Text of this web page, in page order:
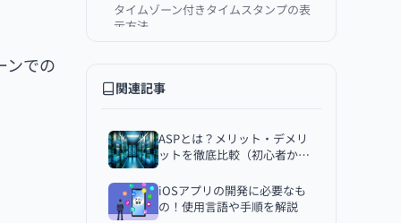
ンでの
タイムゾーン付きタイムスタンプの表
示方法
タイムスタンプを使った日時計算
タイムスタンプの違いを計算する
よくある問題とその解決策
タイムゾーンの違いによる問題
タイムスタンプのフォーマットエラ
関連記事
ASPとは？メリット・デメリ
ットを徹底比較（初心者から
iOSアプリの開発に必要なも
の！使用言語や手順を解説